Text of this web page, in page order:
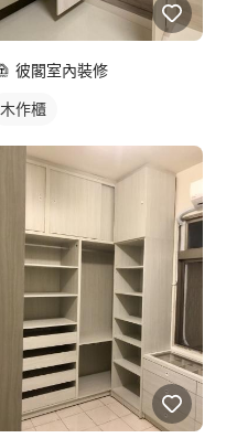
彼閣室內裝修
木作櫃